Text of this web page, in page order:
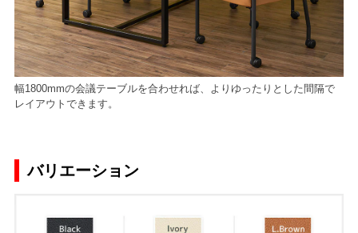
幅1800mmの会議テーブルを合わせれば、よりゆったりとした間隔で
レイアウトできます。
バリエーション